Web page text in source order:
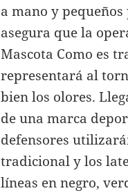
a mano y
asegura que la
Mascota Como es
representará al
bien los olores.
de una marca
defensores
tradicional y los
líneas en negro,